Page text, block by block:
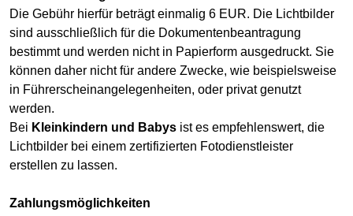
Die Gebühr hierfür beträgt einmalig 6 EUR. Die Lichtbilder
sind ausschließlich für die Dokumentenbeantragung
bestimmt und werden nicht in Papierform ausgedruckt. Sie
können daher nicht für andere Zwecke, wie beispielsweise
in Führerscheinangelegenheiten, oder privat genutzt
werden.
Bei Kleinkindern und Babys ist es empfehlenswert, die
Lichtbilder bei einem zertifizierten Fotodienstleister
erstellen zu lassen.
Zahlungsmöglichkeiten